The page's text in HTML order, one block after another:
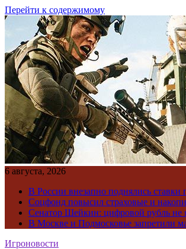
Перейти к содержимому
6 августа, 2026
В России внезапно поднялись ставки
Соцфонд повысил страховые и
Сенатор Шейкин: цифровой рубль не
В Москве и Подмосковье запретили
Игроновости